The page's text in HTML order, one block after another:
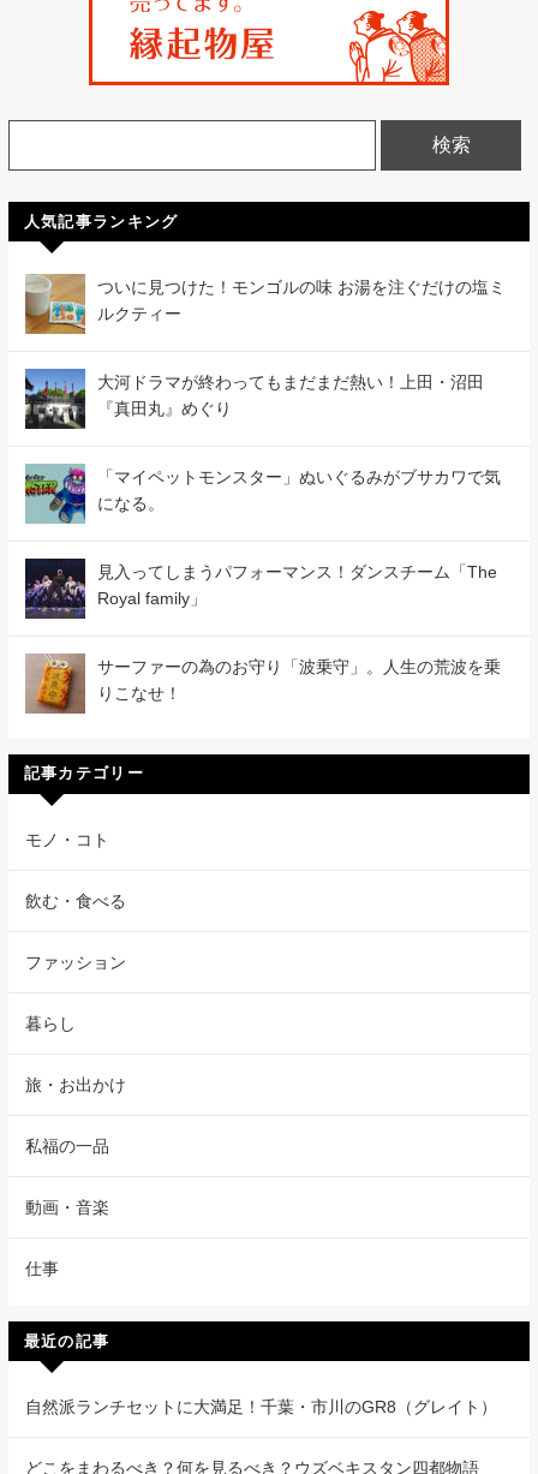
人気記事ランキング
ついに見つけた！モンゴルの味 お湯を注ぐだけの塩ミ
ルクティー
大河ドラマが終わってもまだまだ熱い！上田・沼田
『真田丸』めぐり
「マイペットモンスター」ぬいぐるみがブサカワで気
になる。
見入ってしまうパフォーマンス！ダンスチーム「The
Royal family」
サーファーの為のお守り「波乗守」。人生の荒波を乗
りこなせ！
記事カテゴリー
モノ・コト
飲む・食べる
ファッション
暮らし
旅・お出かけ
私福の一品
動画・音楽
仕事
最近の記事
自然派ランチセットに大満足！千葉・市川のGR8（グレイト）
どこをまわるべき？何を見るべき？ウズベキスタン四都物語